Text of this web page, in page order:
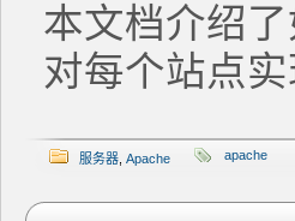
本文档介绍
对每个站点
服务器 Apache apache